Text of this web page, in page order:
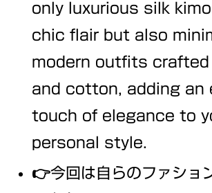
only luxurious silk
chic flair but also
modern outfits crafted
and cotton, adding an
touch of elegance to
personal style.
👉今回は自らのファショ